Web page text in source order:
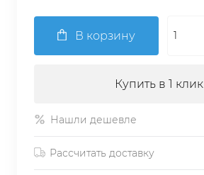
В корзину
Купить в 1 клик
Нашли дешевле
Рассчитать доставку